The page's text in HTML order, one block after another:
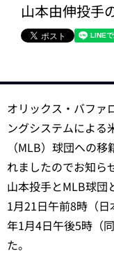
山本由伸投手
オリックス・バファ
ングシステムによる
（MLB）球団への
れましたのでお知ら
山本投手とMLB球団
1月21日午前8時（
年1月4日午後5時（
た。